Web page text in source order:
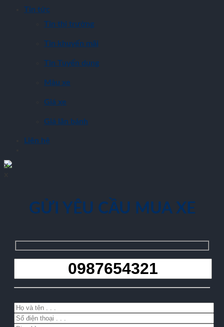
Tin tức
Tin thị trường
Tin khuyến mãi
Tin Tuyển dụng
Màu xe
Giá xe
Giá lăn bánh
Liên hệ
x
GỬI YÊU CẦU MUA XE